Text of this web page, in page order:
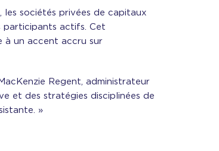
les sociétés privées de capitaux
participants actifs. Cet
à un accent accru sur
Regent, administrateur
et des stratégies disciplinées de
»